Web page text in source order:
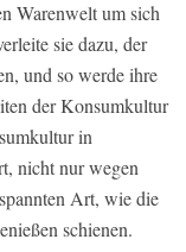
Warenwelt um sich
sie dazu, der
und so werde ihre
der Konsumkultur
in
nicht nur wegen
Art, wie die
schienen.